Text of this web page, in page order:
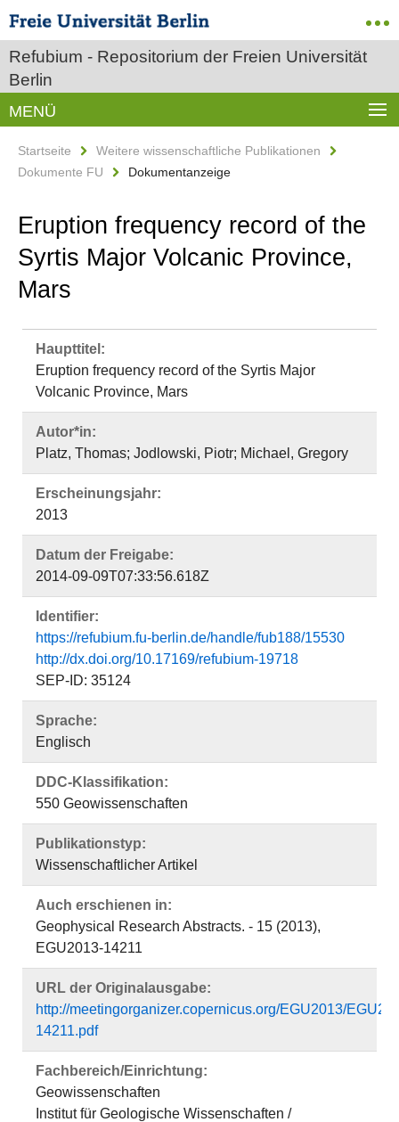
Refubium - Repositorium der Freien Universität
Berlin
MENÜ
Startseite
Weitere wissenschaftliche Publikationen
Dokumente FU
Dokumentanzeige
Eruption frequency record of the
Syrtis Major Volcanic Province,
Mars
Haupttitel:
Eruption frequency record of the Syrtis Major
Volcanic Province, Mars
Autor*in:
Platz, Thomas; Jodlowski, Piotr; Michael, Gregory
Erscheinungsjahr:
2013
Datum der Freigabe:
2014-09-09T07:33:56.618Z
Identifier:
https://refubium.fu-berlin.de/handle/fub188/15530
http://dx.doi.org/10.17169/refubium-19718
SEP-ID: 35124
Sprache:
Englisch
DDC-Klassifikation:
550 Geowissenschaften
Publikationstyp:
Wissenschaftlicher Artikel
Auch erschienen in:
Geophysical Research Abstracts. - 15 (2013),
EGU2013-14211
URL der Originalausgabe:
http://meetingorganizer.copernicus.org/EGU2013/
14211.pdf
Fachbereich/Einrichtung:
Geowissenschaften
Institut für Geologische Wissenschaften /